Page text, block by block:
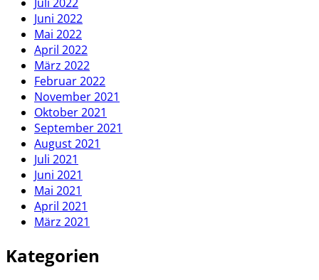
Juni 2022
Mai 2022
April 2022
März 2022
Februar 2022
November 2021
Oktober 2021
September 2021
August 2021
Juli 2021
Juni 2021
Mai 2021
April 2021
März 2021
Kategorien